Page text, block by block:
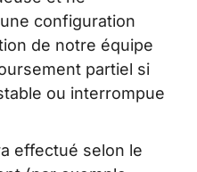
configuration
de notre équipe
partiel si
ou interrompue
effectué selon le